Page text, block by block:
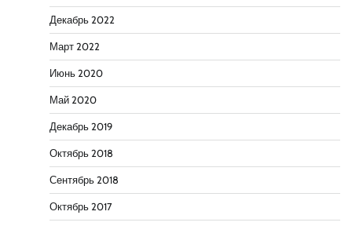
Декабрь 2022
Март 2022
Июнь 2020
Май 2020
Декабрь 2019
Октябрь 2018
Сентябрь 2018
Октябрь 2017